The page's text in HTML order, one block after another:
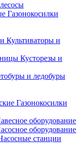
Газонокосилки
Культиваторы и
Кусторезы и
и ледобуры
Газонокосилки
оборудование
оборудование
станции